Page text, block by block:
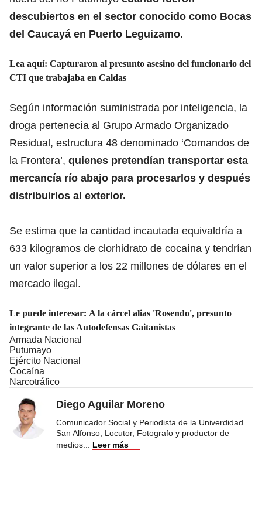
descubiertos en el sector conocido como Bocas
del Caucayá en Puerto Leguizamo.
Lea aquí: Capturaron al presunto asesino del funcionario del
CTI que trabajaba en Caldas
Según información suministrada por inteligencia, la
droga pertenecía al Grupo Armado Organizado
Residual, estructura 48 denominado ‘Comandos de
la Frontera’, quienes pretendían transportar esta
mercancía río abajo para procesarlos y después
distribuirlos al exterior.
Se estima que la cantidad incautada equivaldría a
633 kilogramos de clorhidrato de cocaína y tendrían
un valor superior a los 22 millones de dólares en el
mercado ilegal.
Le puede interesar: A la cárcel alias 'Rosendo', presunto
integrante de las Autodefensas Gaitanistas
Armada Nacional
Putumayo
Ejército Nacional
Cocaína
Narcotráfico
Diego Aguilar Moreno
Comunicador Social y Periodista de la Univerdidad
San Alfonso, Locutor, Fotografo y productor de
medios
Leer más